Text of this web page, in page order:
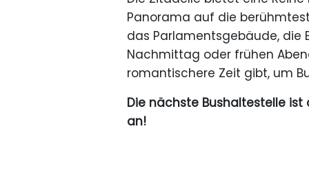
Panorama auf die
das Parlamentsgebäude, die
Nachmittag oder frühen
romantischere Zeit gibt, um
Die nächste Bushaltestelle
an!